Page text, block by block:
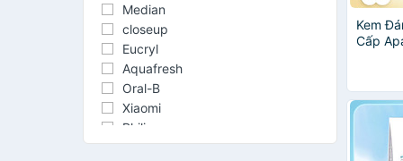
Median
closeup
Eucryl
Aquafresh
Oral-B
Xiaomi
Philips
Sensodyne
Kem
Cấp